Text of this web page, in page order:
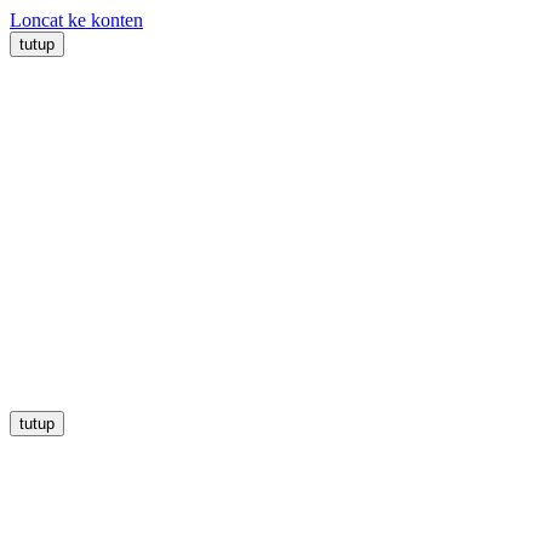
Loncat ke konten
tutup
tutup